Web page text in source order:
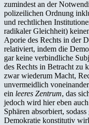
zumindest an der
polizeilichen Ordnung
und rechtlichen
radikaler Gleichheit)
Aporie des Rechts in der
relativiert, indem die
gar keine verbindliche
des Rechts in Betracht zu
zwar wiederum Macht,
unvermeidlich
ein leeres Zentrum, das
jedoch wird hier eben
Sphären absorbiert,
Demokratie konstitutiv